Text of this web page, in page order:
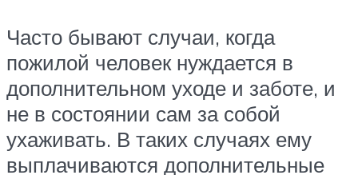
Часто бывают случаи, когда
пожилой человек нуждается в
дополнительном уходе и заботе, и
не в состоянии сам за собой
ухаживать. В таких случаях ему
выплачиваются дополнительные